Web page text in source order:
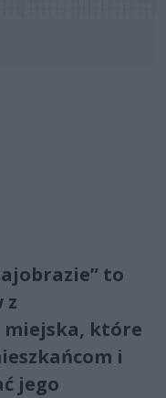
to
z
które
i
jego